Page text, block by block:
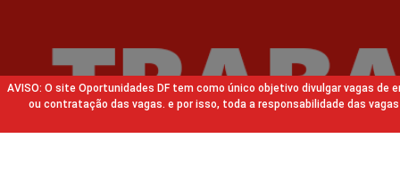
AVISO: O site Oportunidades DF tem como único objetivo divulgar vagas
ou contratação das vagas. e por isso, toda a responsabilidade das